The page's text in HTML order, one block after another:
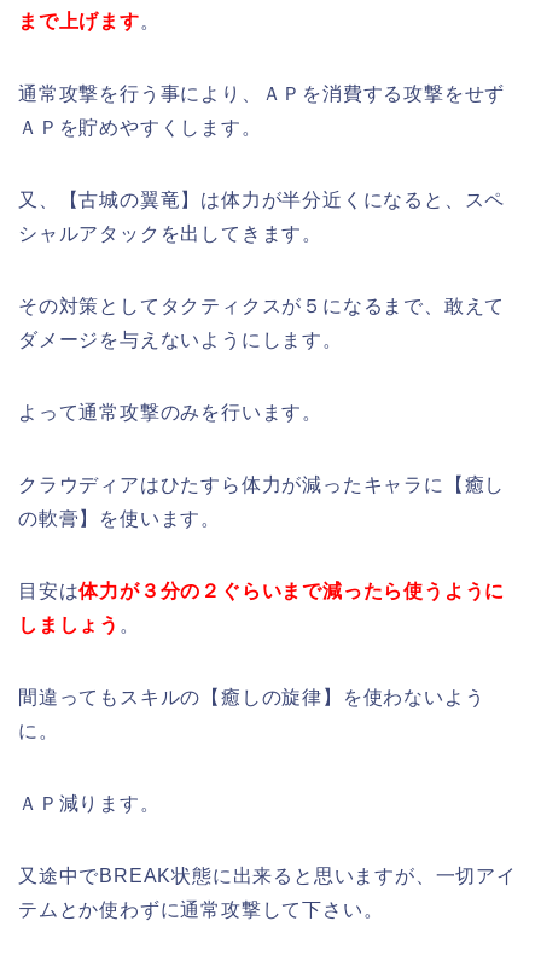
まで上げます。
通常攻撃を行う事により、ＡＰを消費する攻撃をせず
ＡＰを貯めやすくします。
又、【古城の翼竜】は体力が半分近くになると、スペ
シャルアタックを出してきます。
その対策としてタクティクスが５になるまで、敢えて
ダメージを与えないようにします。
よって通常攻撃のみを行います。
クラウディアはひたすら体力が減ったキャラに【癒し
の軟膏】を使います。
目安は体力が３分の２ぐらいまで減ったら使うように
しましょう 。
間違ってもスキルの【癒しの旋律】を使わないよう
に。
ＡＰ減ります。
又途中でBREAK状態に出来ると思いますが、一切アイ
テムとか使わずに通常攻撃して下さい。